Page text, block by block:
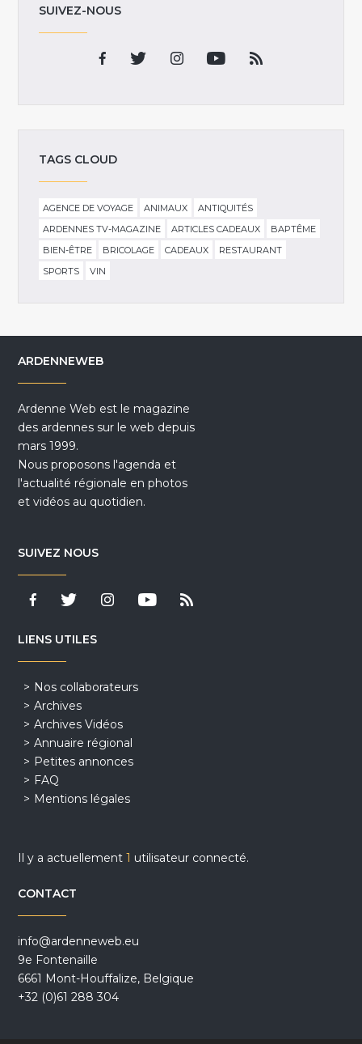
SUIVEZ-NOUS
TAGS CLOUD
AGENCE DE VOYAGE ANIMAUX
ANTIQUITÉS
ARDENNES TV-MAGAZINE
ARTICLES CADEAUX
BAPTÊME
BIEN-ÊTRE
BRICOLAGE CADEAUX
RESTAURANT
SPORTS
VIN
ARDENNEWEB
Ardenne Web est le magazine
des ardennes sur le web depuis
mars 1999.
Nous proposons l'agenda et
l'actualité régionale en photos
et vidéos au quotidien.
SUIVEZ NOUS
LIENS UTILES
Nos collaborateurs
Archives
Archives Vidéos
Annuaire régional
Petites annonces
FAQ
Mentions légales
Il y a actuellement1 utilisateur connecté.
CONTACT
info@ardenneweb.eu
9e Fontenaille
6661 Mont-Houffalize, Belgique
+32 (0)61 288 304